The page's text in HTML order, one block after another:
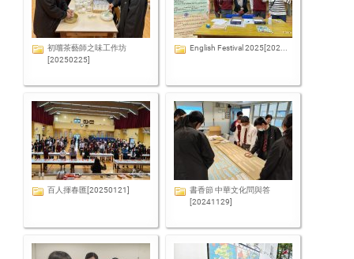
初嚐茶藝師之味工作坊
[20250225]
English Festival 2025[202...
百人揮春匯[20250121]
書香節 中華文化問與答
[20241129]